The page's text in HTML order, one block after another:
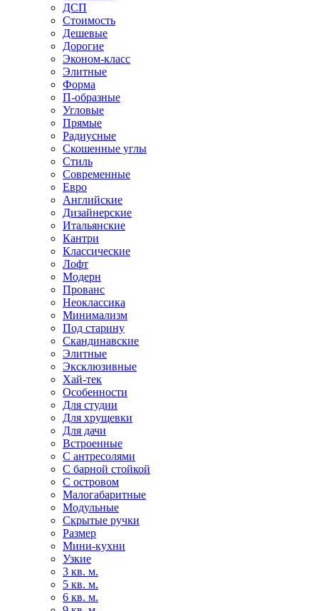
ДСП
Стоимость
Дешевые
Дорогие
Эконом-класс
Элитные
Форма
П-образные
Угловые
Прямые
Радиусные
Скошенные углы
Стиль
Современные
Евро
Английские
Дизайнерские
Итальянские
Кантри
Классические
Лофт
Модерн
Прованс
Неоклассика
Минимализм
Под старину
Скандинавские
Элитные
Эксклюзивные
Хай-тек
Особенности
Для студии
Для хрущевки
Для дачи
Встроенные
С антресолями
С барной стойкой
С островом
Малогабаритные
Модульные
Скрытые ручки
Размер
Мини-кухни
Узкие
3 кв. м.
5 кв. м.
6 кв. м.